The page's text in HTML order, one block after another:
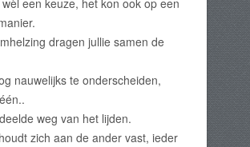
een keuze, het kon ook op een
dragen jullie samen de
nauwelijks te onderscheiden,
weg van het lijden.
zich aan de ander vast, ieder